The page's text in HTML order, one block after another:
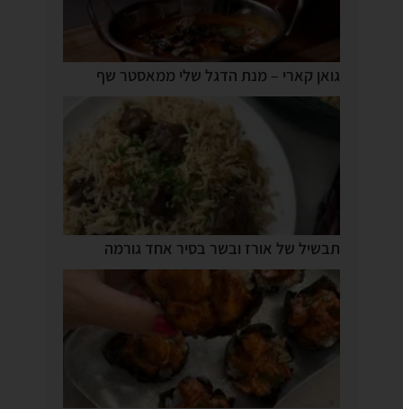
גואן קארי – מנת הדגל שלי ממאסטר שף
תבשיל של אורז ובשר בסיר אחד גורמה